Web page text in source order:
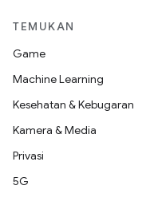
TEMUKAN
Game
Machine Learning
Kesehatan & Kebugaran
Kamera & Media
Privasi
5G